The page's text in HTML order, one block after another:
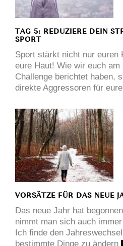
TAG 5: REDUZIERE DEIN
SPORT
Sport stärkt nicht nur euren
eure Haut! Wie wir euch am
Challenge berichtet haben,
direkte Aggressoren für
VORSÄTZE FÜR DAS NEUE
Das neue Jahr hat
nimmt man sich auch
Ich finde den
bestimmte Dinge zu ändern